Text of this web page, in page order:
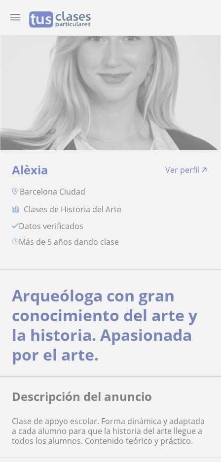
Alèxia
Ver perfil
Barcelona Ciudad
Clases de Historia del Arte
Datos verificados
más de 5 años dando clase
Arqueóloga con gran
conocimiento del arte y
la historia. Apasionada
por el arte.
Descripción del anuncio
Clase de apoyo escolar. Forma dinámica y adaptada
a cada alumno para que la historia del arte llegue a
todos los alumnos. Contenido teórico y práctico.